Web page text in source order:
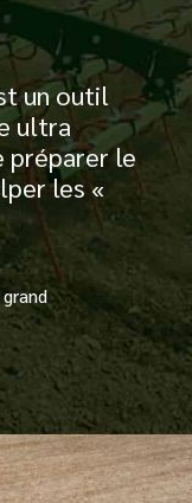
un outil
ultra
préparer le
les «